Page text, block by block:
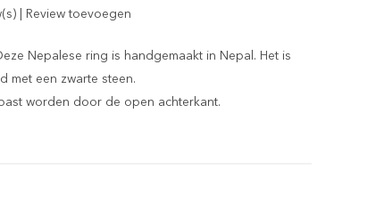
Review toevoegen
Deze Nepalese ring is handgemaakt in Nepal. Het is
met een zwarte steen.
worden door de open achterkant.